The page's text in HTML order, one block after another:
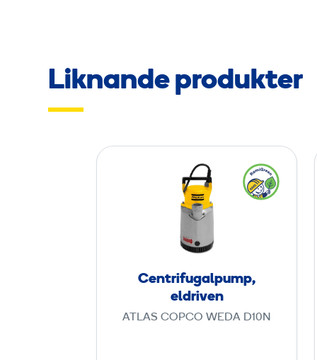
Liknande produkter
e
n
t
i
u
Centrifugalpump,
eldriven
ATLAS COPCO WEDA D10N